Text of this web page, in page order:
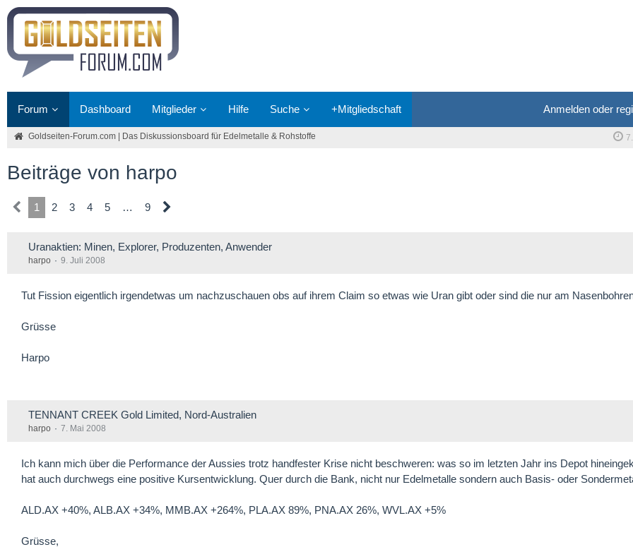
Forum Dashboard Mitglieder Hilfe Suche +Mitgliedschaft Anmelden oder
Goldseiten-Forum.com | Das Diskussionsboard für Edelmetalle & Rohstoffe
Beiträge von harpo
1 2 3 4 5 … 9
Uranaktien: Minen, Explorer, Produzenten, Anwender
harpo 9. Juli 2008
Tut Fission eigentlich irgendetwas um nachzuschauen obs auf ihrem Claim so etwas wie Uran gibt oder sind die nur am
Grüsse
Harpo
TENNANT CREEK Gold Limited, Nord-Australien
harpo 7. Mai 2008
Ich kann mich über die Performance der Aussies trotz handfester Krise nicht beschweren: was so im letzten Jahr ins Depot
hat auch durchwegs eine positive Kursentwicklung. Quer durch die Bank, nicht nur Edelmetalle sondern auch Basis- oder
ALD.AX +40%, ALB.AX +34%, MMB.AX +264%, PLA.AX 89%, PNA.AX 26%, WVL.AX +5%
Grüsse,